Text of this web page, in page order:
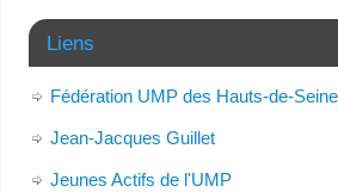
Liens
Fédération UMP des Hauts-de-Seine
Jean-Jacques Guillet
Jeunes Actifs de l'UMP